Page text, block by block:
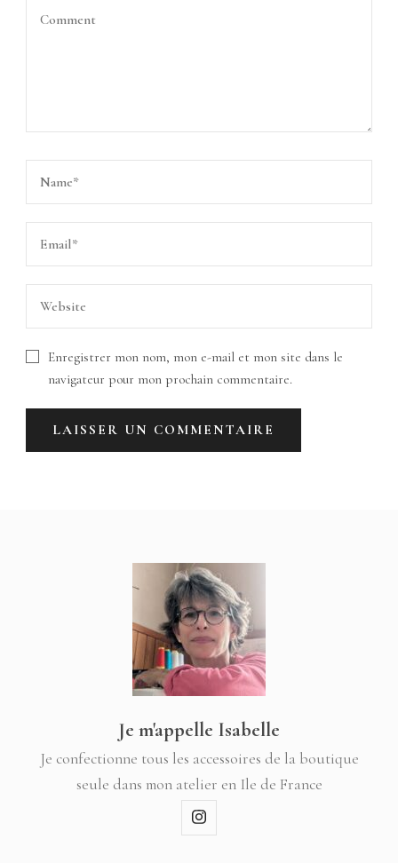
Enregistrer mon nom, mon e-mail et mon site dans le
navigateur pour mon prochain commentaire.
Je m'appelle Isabelle
Je confectionne tous les accessoires de la boutique
seule dans mon atelier en Ile de France